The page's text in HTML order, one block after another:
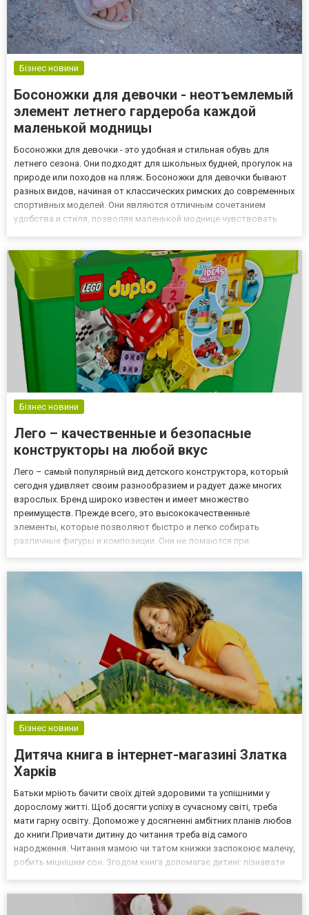
Бізнес новини
Босоножки для девочки - неотъемлемый
элемент летнего гардероба каждой
маленькой модницы
Босоножки для девочки - это удобная и стильная обувь для
летнего сезона. Они подходят для школьных будней, прогулок на
природе или походов на пляж. Босоножки для девочки бывают
разных видов, начиная от классических римских до современных
спортивных моделей. Они являются отличным сочетанием
удобства и стиля, позволяя маленькой моднице чувствовать
Бізнес новини
Лего – качественные и безопасные
конструкторы на любой вкус
Лего – самый популярный вид детского конструктора, который
сегодня удивляет своим разнообразием и радует даже многих
взрослых. Бренд широко известен и имеет множество
преимуществ. Прежде всего, это высококачественные
элементы, которые позволяют быстро и легко собирать
различные фигуры и композиции. Они не ломаются при
Бізнес новини
Дитяча книга в інтернет-магазині Златка
Харків
Батьки мріють бачити своїх дітей здоровими та успішними у
дорослому житті. Щоб досягти успіху в сучасному світі, треба
мати гарну освіту. Допоможе у досягненні амбітних планів любов
до книги.Привчати дитину до читання треба від самого
народження. Читання мамою чи татом книжки заспокоює малечу,
робить міцнішим сон. Згодом книга допомагає дитині: пізнавати